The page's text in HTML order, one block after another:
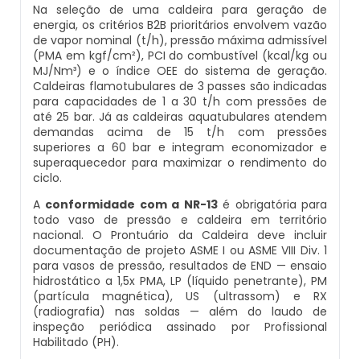
Caldeira Industrial
Caldeira Industrial A Gás
Caldeira Industrial A Lenha
Caldeira Industrial Preço
Caldeira Vertical
Caldeiraria De Fabricação E Montagem Industrial
Caldeiraria E Montagem Industrial
Caldeiraria Industrial
Inspeção De Caldeiras Profissional Habilitado
Inspeção De Integridade De Caldeiras
Inspeção De Integridade Em Caldeiras
Inspeção De Segurança Caldeira
Inspeção De Segurança De Caldeiras
Inspeção De Segurança Em Caldeiras
Inspeção De Segurança Em Caldeiras E Vasos De
Pressão
Inspeção De Segurança Em Vasos De Pressão
Manutenção De Caldeiras A Vapor
Manutenção De Caldeiras E Aquecedores
Manutenção De Caldeiras Em Sp
Manutenção De Caldeiras Industriais
Manutenção Em Caldeiras De Alta Pressão
Manutenção Preventiva Caldeiras
Montagem Caldeiras
Montagem De Caldeiras
Caldeira De Vapor
Caldeira De Vapor A Gás
Caldeira De Vapor A Venda
Caldeira De Vapor Eletrica
Caldeira Em Vapor
Caldeira Geradora De Vapor A Lenha
Caldeira Locomotiva A Vapor
Caldeira Usada A Venda
Caldeira De Aquecimento Central A Gás
Caldeira Mural A Gás
Caldeira Mural A Gás Preço
Caldeira Mural A Gás Roca
Comprar Caldeira A Gás
Cotação De Caldeira A Gás
Distribuidor De Caldeira A Gás
Empresa De Caldeira A Gás
Na seleção de uma caldeira para geração de
energia, os critérios B2B prioritários envolvem vazão
de vapor nominal (t/h), pressão máxima admissível
(PMA em kgf/cm²), PCI do combustível (kcal/kg ou
MJ/Nm³) e o índice OEE do sistema de geração.
Caldeiras flamotubulares de 3 passes são indicadas
para capacidades de 1 a 30 t/h com pressões de
até 25 bar. Já as caldeiras aquatubulares atendem
demandas acima de 15 t/h com pressões
superiores a 60 bar e integram economizador e
superaquecedor para maximizar o rendimento do
ciclo.
A conformidade com a NR-13é obrigatória para
todo vaso de pressão e caldeira em território
nacional. O Prontuário da Caldeira deve incluir
documentação de projeto ASME I ou ASME VIII Div. 1
para vasos de pressão, resultados de END — ensaio
hidrostático a 1,5x PMA, LP (líquido penetrante), PM
(partícula magnética), US (ultrassom) e RX
(radiografia) nas soldas — além do laudo de
inspeção periódica assinado por Profissional
Habilitado (PH).